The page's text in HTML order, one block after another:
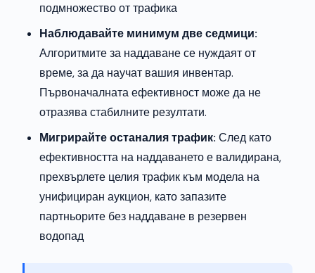
подмножество от трафика
Наблюдавайте минимум две седмици:
Алгоритмите за наддаване се нуждаят от
време, за да научат вашия инвентар.
Първоначалната ефективност може да не
отразява стабилните резултати.
Мигрирайте останалия трафик: След като
ефективността на наддаването е валидирана,
прехвърлете целия трафик към модела на
унифициран аукцион, като запазите
партньорите без наддаване в резервен
водопад